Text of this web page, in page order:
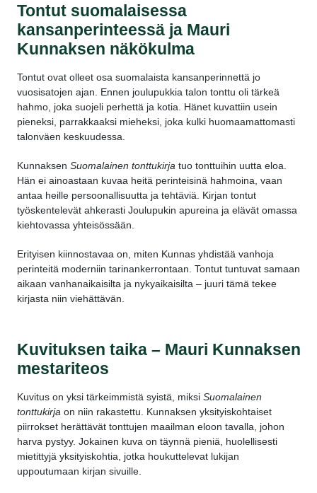
Tontut suomalaisessa
kansanperinteessä ja Mauri
Kunnaksen näkökulma
Tontut ovat olleet osa suomalaista kansanperinnettä jo
vuosisatojen ajan. Ennen joulupukkia talon tonttu oli tärkeä
hahmo, joka suojeli perhettä ja kotia. Hänet kuvattiin usein
pieneksi, parrakkaaksi mieheksi, joka kulki huomaamattomasti
talonväen keskuudessa.
Kunnaksen Suomalainen tonttukirja tuo tonttuihin uutta eloa.
Hän ei ainoastaan kuvaa heitä perinteisinä hahmoina, vaan
antaa heille persoonallisuutta ja tehtäviä. Kirjan tontut
työskentelevät ahkerasti Joulupukin apureina ja elävät omassa
kiehtovassa yhteisössään.
Erityisen kiinnostavaa on, miten Kunnas yhdistää vanhoja
perinteitä moderniin tarinankerrontaan. Tontut tuntuvat samaan
aikaan vanhanaikaisilta ja nykyaikaisilta – juuri tämä tekee
kirjasta niin viehättävän.
Kuvituksen taika – Mauri Kunnaksen
mestariteos
Kuvitus on yksi tärkeimmistä syistä, miksi Suomalainen
tonttukirja on niin rakastettu. Kunnaksen yksityiskohtaiset
piirrokset herättävät tonttujen maailman eloon tavalla, johon
harva pystyy. Jokainen kuva on täynnä pieniä, huolellisesti
mietittyjä yksityiskohtia, jotka houkuttelevat lukijan
uppoutumaan kirjan sivuille.